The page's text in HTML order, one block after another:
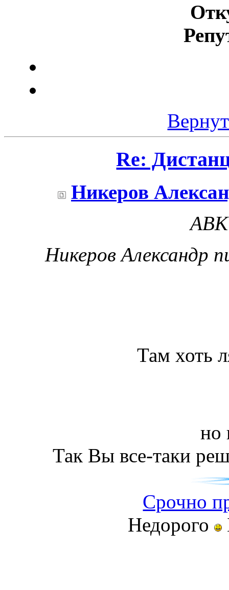
Re:
Никеров
Никеров Александр
Там хоть
но
Так Вы все-таки
Срочно
Недорого